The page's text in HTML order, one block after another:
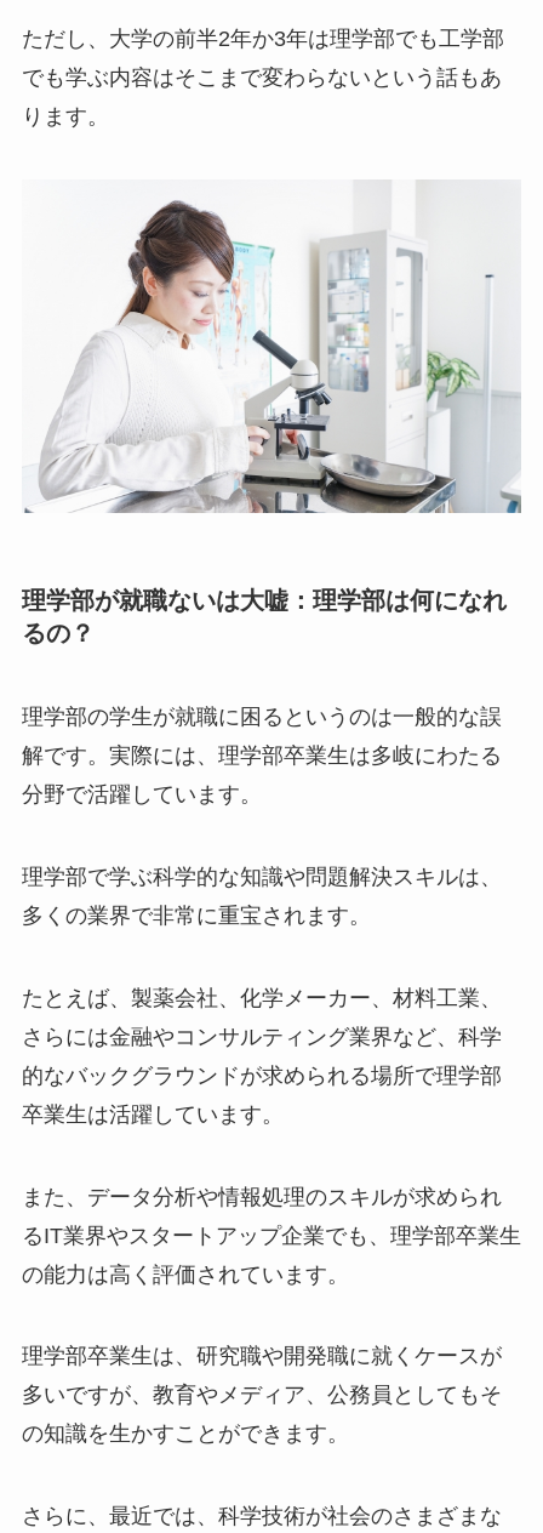
ただし、大学の前半2年か3年は理学部でも工学部
でも学ぶ内容はそこまで変わらないという話もあ
ります。
理学部が就職ないは大嘘：理学部は何になれ
るの？
理学部の学生が就職に困るというのは一般的な誤
解です。実際には、理学部卒業生は多岐にわたる
分野で活躍しています。
理学部で学ぶ科学的な知識や問題解決スキルは、
多くの業界で非常に重宝されます。
たとえば、製薬会社、化学メーカー、材料工業、
さらには金融やコンサルティング業界など、科学
的なバックグラウンドが求められる場所で理学部
卒業生は活躍しています。
また、データ分析や情報処理のスキルが求められ
るIT業界やスタートアップ企業でも、理学部卒業生
の能力は高く評価されています。
理学部卒業生は、研究職や開発職に就くケースが
多いですが、教育やメディア、公務員としてもそ
の知識を生かすことができます。
さらに、最近では、科学技術が社会のさまざまな